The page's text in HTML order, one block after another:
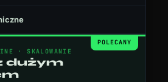
POLECANY
· SKALOWANIE
dużym